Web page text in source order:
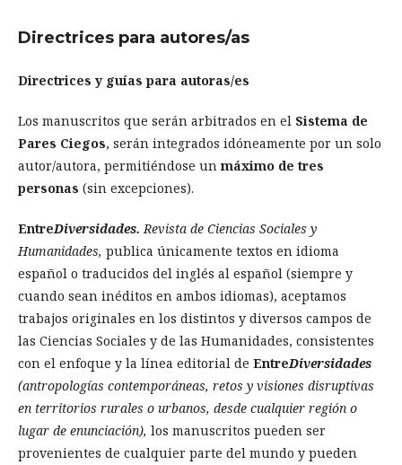
Directrices para autores/as
Directrices y guías para autoras/es
Los manuscritos que serán arbitrados en el Sistema de
Pares Ciegos, serán integrados idóneamente por un solo
autor/autora, permitiéndose unmáximo de tres
personas (sin excepciones).
EntreDiversidades. Revista de Ciencias Sociales y
Humanidades, publica únicamente textos en idioma
español o traducidos del inglés al español (siempre y
cuando sean inéditos en ambos idiomas), aceptamos
trabajos originales en los distintos y diversos campos de
las Ciencias Sociales y de las Humanidades, consistentes
con el enfoque y la línea editorial de EntreDiversidades
(antropologías contemporáneas, retos y visiones disruptivas
en territorios rurales o urbanos, desde cualquier región o
lugar de enunciación), los manuscritos pueden ser
provenientes de cualquier parte del mundo y pueden